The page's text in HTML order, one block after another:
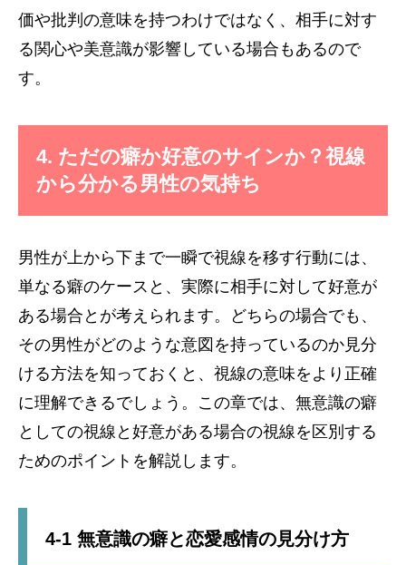
価や批判の意味を持つわけではなく、相手に対す
る関心や美意識が影響している場合もあるので
す。
4. ただの癖か好意のサインか？視線
から分かる男性の気持ち
男性が上から下まで一瞬で視線を移す行動には、
単なる癖のケースと、実際に相手に対して好意が
ある場合とが考えられます。どちらの場合でも、
その男性がどのような意図を持っているのか見分
ける方法を知っておくと、視線の意味をより正確
に理解できるでしょう。この章では、無意識の癖
としての視線と好意がある場合の視線を区別する
ためのポイントを解説します。
4-1 無意識の癖と恋愛感情の見分け方